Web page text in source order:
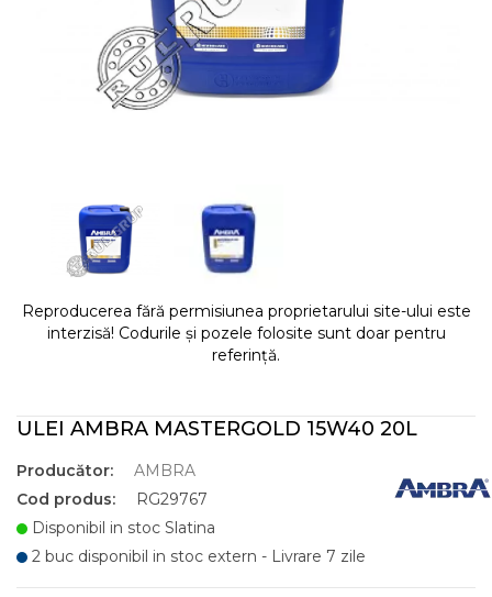
Reproducerea fără permisiunea proprietarului site-ului este
interzisă! Codurile și pozele folosite sunt doar pentru
referință.
ULEI AMBRA MASTERGOLD 15W40 20L
Producător:
AMBRA
Cod produs:
RG29767
Disponibil in stoc Slatina
2 buc disponibil in stoc extern - Livrare 7 zile